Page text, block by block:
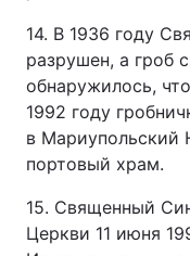
14. В 1936 году
разрушен, а гроб
обнаружилось,
1992 году
в Мариупольский
портовый храм.
15. Священный
Церкви 11 июня